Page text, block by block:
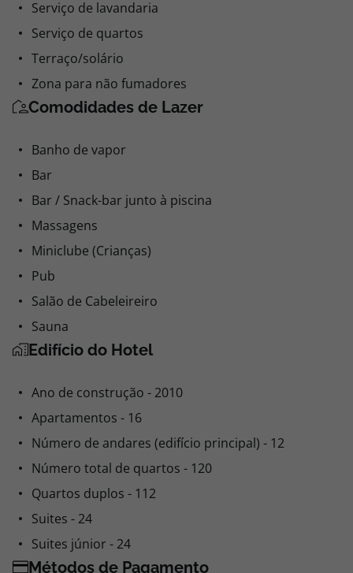
Serviço de lavandaria
Serviço de quartos
Terraço/solário
Zona para não fumadores
Comodidades de Lazer
Banho de vapor
Bar
Bar / Snack-bar junto à piscina
Massagens
Miniclube (Crianças)
Pub
Salão de Cabeleireiro
Sauna
Edifício do Hotel
Ano de construção - 2010
Apartamentos - 16
Número de andares (edifício principal) - 12
Número total de quartos - 120
Quartos duplos - 112
Suites - 24
Suites júnior - 24
Métodos de Pagamento